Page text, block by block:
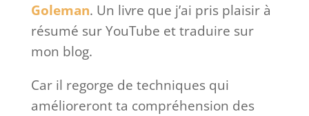
Goleman. Un livre que j’ai pris plaisir à
résumé sur YouTube et traduire sur
mon blog.
Car il regorge de techniques qui
amélioreront ta compréhension des